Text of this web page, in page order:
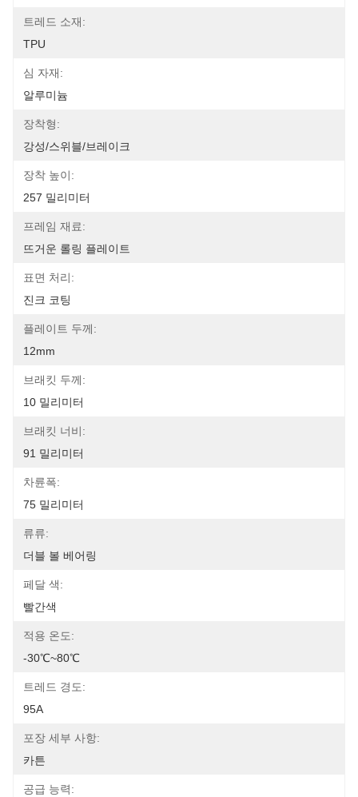
트레드 소재:
TPU
심 자재:
알루미늄
장착형:
강성/스위블/브레이크
장착 높이:
257 밀리미터
프레임 재료:
뜨거운 롤링 플레이트
표면 처리:
진크 코팅
플레이트 두께:
12mm
브래킷 두께:
10 밀리미터
브래킷 너비:
91 밀리미터
차륜폭:
75 밀리미터
류류:
더블 볼 베어링
페달 색:
빨간색
적용 온도:
-30℃~80℃
트레드 경도:
95A
포장 세부 사항:
카튼
공급 능력: